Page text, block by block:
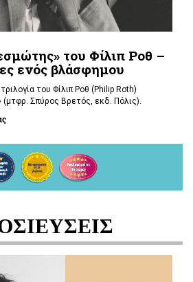
του Φίλιπ Ροθ –
ενός βλάσφημου
του Φίλιπ Ροθ (Philip Roth)
Σπύρος Βρετός, εκδ. Πόλις).